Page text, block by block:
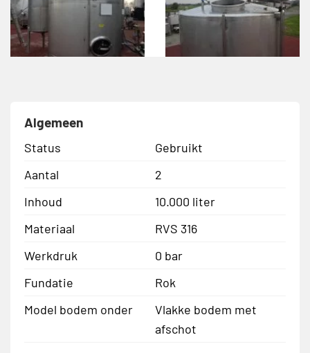
Algemeen
Status
Gebruikt
Aantal
2
Inhoud
10.000 liter
Materiaal
RVS 316
Werkdruk
0 bar
Fundatie
Rok
Model bodem onder
Vlakke bodem met
afschot